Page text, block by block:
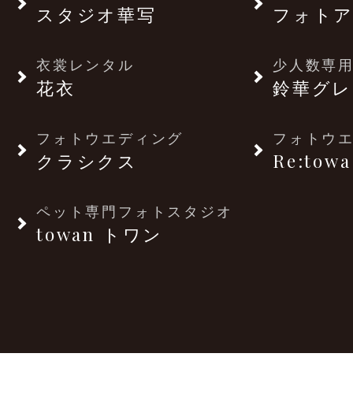
スタジオ華写 フォト
衣裳レンタル
花衣
少人数専
鈴華グ
フォトウエディング
クラシクス
フォトウ
Re:towa
ペット専門フォトスタジオ
towan トワン